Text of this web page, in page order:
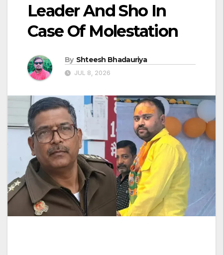
Leader And Sho In
Case Of Molestation
By Shteesh Bhadauriya
JUL 8, 2026